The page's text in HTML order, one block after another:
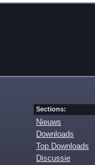
Sections:
Nieuws
Downloads
Top Downloads
Discussie